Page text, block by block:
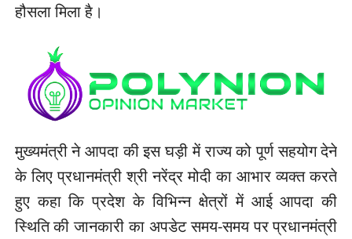
हौसला मिला है।
मुख्यमंत्री ने आपदा की इस घड़ी में राज्य को पूर्ण सहयोग देने
के लिए प्रधानमंत्री श्री नरेंद्र मोदी का आभार व्यक्त करते
हुए कहा कि प्रदेश के विभिन्न क्षेत्रों में आई आपदा की
स्थिति की जानकारी का अपडेट समय-समय पर प्रधानमंत्री